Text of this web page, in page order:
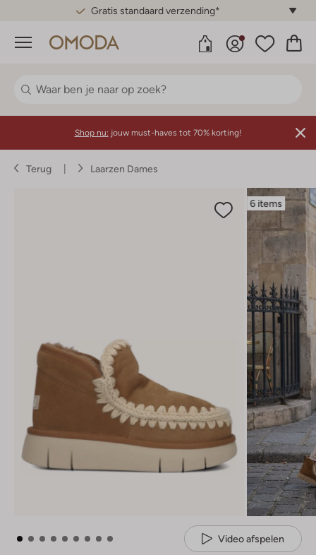
Gratis standaard verzending*
Menu
Shop nu: jouw must-haves tot 70% korting!
Terug Laarzen Dames
6 items
Video afspelen